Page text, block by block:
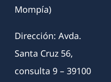
Mompía)
Dirección: Avda.
Santa Cruz 56,
consulta 9 – 39100